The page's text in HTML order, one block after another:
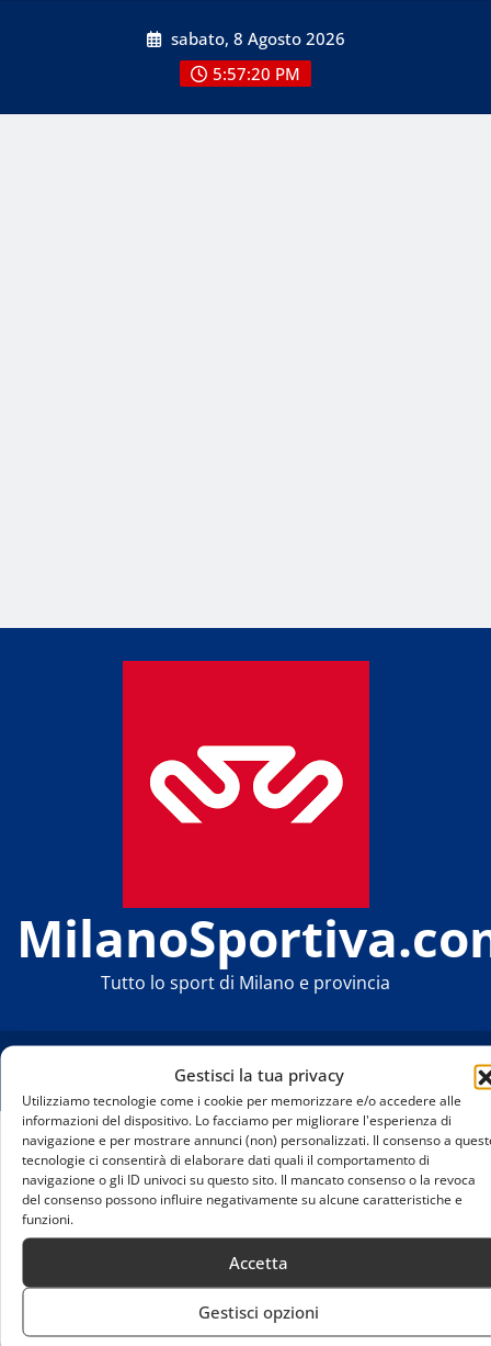
Gestisci la tua privacy
Utilizziamo tecnologie come i cookie per memorizzare e/o accedere alle
informazioni del dispositivo. Lo facciamo per migliorare l'esperienza di
navigazione e per mostrare annunci (non) personalizzati. Il consenso a
tecnologie ci consentirà di elaborare dati quali il comportamento di
navigazione o gli ID univoci su questo sito. Il mancato consenso o la revoca
del consenso possono influire negativamente su alcune caratteristiche e
funzioni.
Accetta
Gestisci opzioni
sabato, 8 Agosto 2026
5:57:20 PM
Tutto lo sport di Milano e provincia
Home
Sicurezza stradale, dal Forum 2026 l’allarme sulle
città italiane